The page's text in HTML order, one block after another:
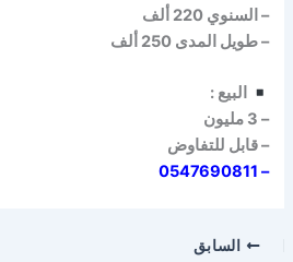
– السنوي 220 ألف
– طويل المدى 250 ألف
البيع :
– 3 مليون
– قابل للتفاوض
– 0547690811
السابق